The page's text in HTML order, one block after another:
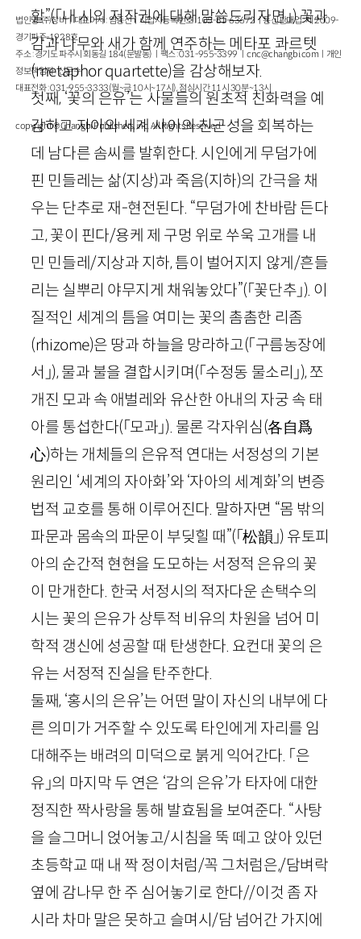
할”(「내 시의 저작권에 대해 말씀드리자면」)꽃과
감과 나무와 새가 함께 연주하는 메타포 콰르텟
(metaphorquartette)을 감상해보자.
첫째, ‘꽃의 은유’는 사물들의 원초적 친화력을 예
감하고 자아와 세계 사이의 친근성을 회복하는
데 남다른 솜씨를 발휘한다. 시인에게 무덤가에
핀 민들레는 삶(지상)과 죽음(지하)의 간극을 채
우는 단추로 재-현전된다. “무덤가에 찬바람 든다
고, 꽃이 핀다/용케 제 구멍 위로 쑤욱 고개를 내
민 민들레/지상과 지하, 틈이 벌어지지 않게/흔들
리는 실뿌리 야무지게 채워놓았다”(「꽃단추」). 이
질적인 세계의 틈을 여미는 꽃의 촘촘한 리좀
(rhizome)은 땅과 하늘을 망라하고(「구름농장에
서」), 물과 불을 결합시키며(「수정동 물소리」), 쪼
개진 모과 속 애벌레와 유산한 아내의 자궁 속 태
아를 통섭한다(「모과」). 물론 각자위심(各自爲
心)하는 개체들의 은유적 연대는 서정성의 기본
원리인 ‘세계의 자아화’와 ‘자아의 세계화’의 변증
법적 교호를 통해 이루어진다. 말하자면 “몸 밖의
파문과 몸속의 파문이 부딪힐 때”(「松韻」) 유토피
아의 순간적 현현을 도모하는 서정적 은유의 꽃
이 만개한다. 한국 서정시의 적자다운 손택수의
시는 꽃의 은유가 상투적 비유의 차원을 넘어 미
학적 갱신에 성공할 때 탄생한다. 요컨대 꽃의 은
유는 서정적 진실을 탄주한다.
둘째, ‘홍시의 은유’는 어떤 말이 자신의 내부에 다
른 의미가 거주할 수 있도록 타인에게 자리를 임
대해주는 배려의 미덕으로 붉게 익어간다. 「은
유」의 마지막 두 연은 ‘감의 은유’가 타자에 대한
정직한 짝사랑을 통해 발효됨을 보여준다. “사탕
을 슬그머니 얹어놓고/시침을 뚝 떼고 앉아 있던
초등학교 때 내 짝 정이처럼/꼭 그처럼은,/담벼락
옆에 감나무 한 주 심어놓기로 한다//이것 좀 자
시라 차마 말은 못하고 슬며시/담 넘어간 가지에
법인명 : ㈜창비ㅣ대표이사 : 염종선ㅣ사업자등록번호 : 105-81-63672ㅣ통신판매업 : 제 2009-
경기파주-1928호
주소 : 경기도 파주시 회동길 184(문발동)ㅣ팩스 : 031-955-3399 ㅣcnc@changbi.com ㅣ개인
정보책임자 : 신문수
대표전화 : 031-955-3333(월~금 10시~17시), 점심시간 11시 30분~13시
copyright © Changbi Publishers, inc. All Rights Reserved.